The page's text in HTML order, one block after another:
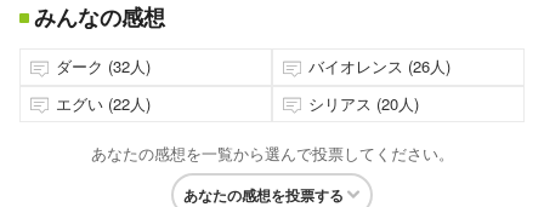
みんなの感想
ダーク (32人)
バイオレンス (26人)
エグい (22人)
シリアス (20人)
あなたの感想を一覧から選んで投票してください。
あなたの感想を投票する